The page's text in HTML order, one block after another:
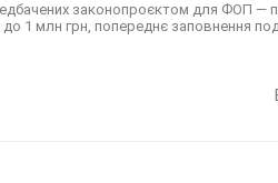
законопроєктом для ФОП —
1 млн грн, попереднє заповнення